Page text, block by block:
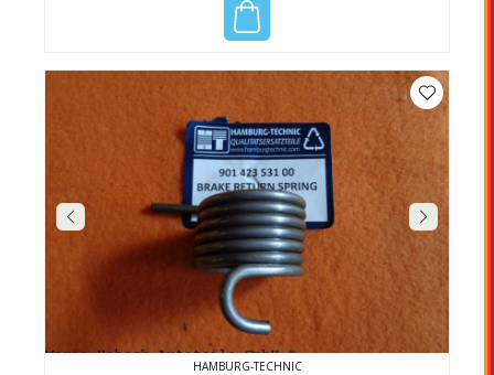
HAMBURG-TECHNIC